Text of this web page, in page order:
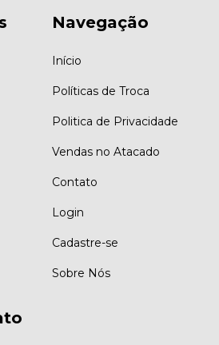
Navegação
Início
Políticas de Troca
Politica de Privacidade
Vendas no Atacado
Contato
Login
Cadastre-se
Sobre Nós